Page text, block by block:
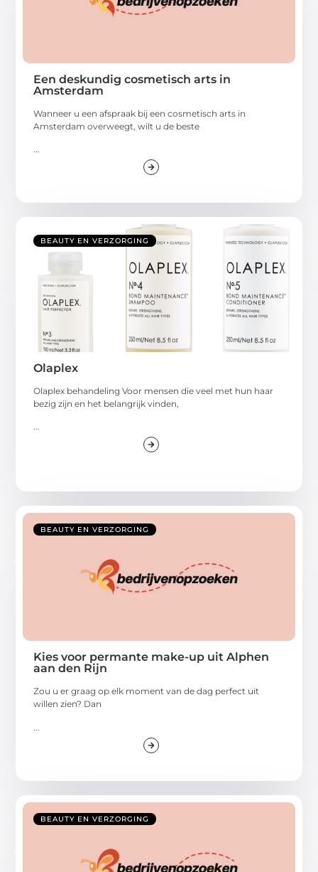
Een deskundig cosmetisch arts in
Amsterdam
Wanneer u een afspraak bij een cosmetisch arts in
Amsterdam overweegt, wilt u de beste
BEAUTY EN VERZORGING
Olaplex
Olaplex behandeling Voor mensen die veel met hun haar
bezig zijn en het belangrijk vinden,
...
BEAUTY EN VERZORGING
Kies voor permante make-up uit Alphen
aan den Rijn
Zou u er graag op elk moment van de dag perfect uit
willen zien? Dan
BEAUTY EN VERZORGING